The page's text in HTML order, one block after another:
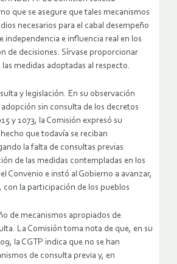
que se asegure que tales mecanismos
necesarios para el cabal desempeño
independencia e influencia real en los
de decisiones. Sírvase proporcionar
medidas adoptadas al respecto.
y legislación. En su observación
sin consulta de los decretos
y 1073, la Comisión expresó su
que todavía se reciban
la falta de consultas previas
de las medidas contempladas en los
Convenio e instó al Gobierno a avanzar,
con la participación de los pueblos
de mecanismos apropiados de
La Comisión toma nota de que, en su
la CGTP indica que no se han
de consulta previa y, en